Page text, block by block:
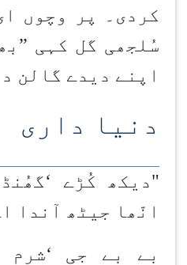
کردی۔ پر وچوں
سُلجھی گل کہی ”
اپنے دیدے گالن
دنیا داری
"دیکھ کُڑے ‘
انّھا جیٹھ آندا
بے بے جی ‘شرم